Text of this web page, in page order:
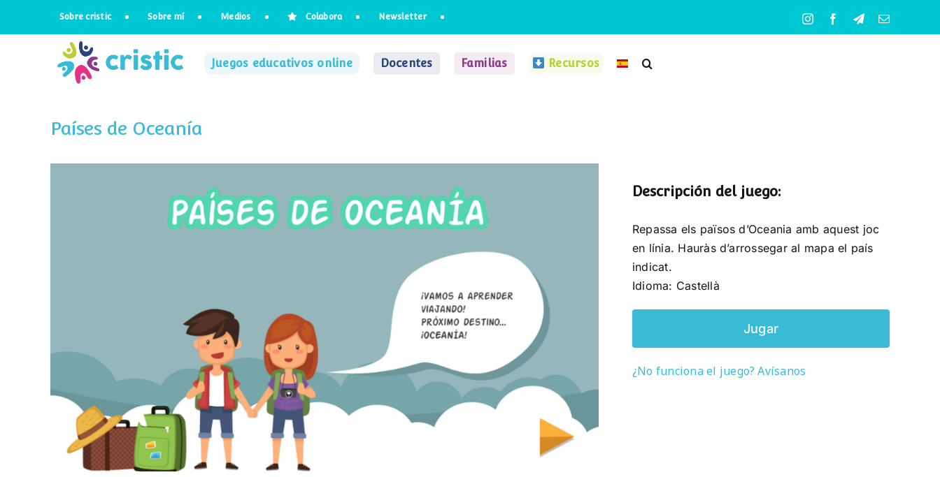
Sobre cristic Sobre mí Medios Colabora Newsletter InstagramFacebookTelegramCorreo
Juegos educativos online Docentes Familias Recursos
Países de Oceanía
Descripción del juego:
Repassa els països d’Oceania amb aquest joc
en línia. Hauràs d’arrossegar al mapa el país
indicat.
Idioma: Castellà
Jugar
¿No funciona el juego? Avísanos